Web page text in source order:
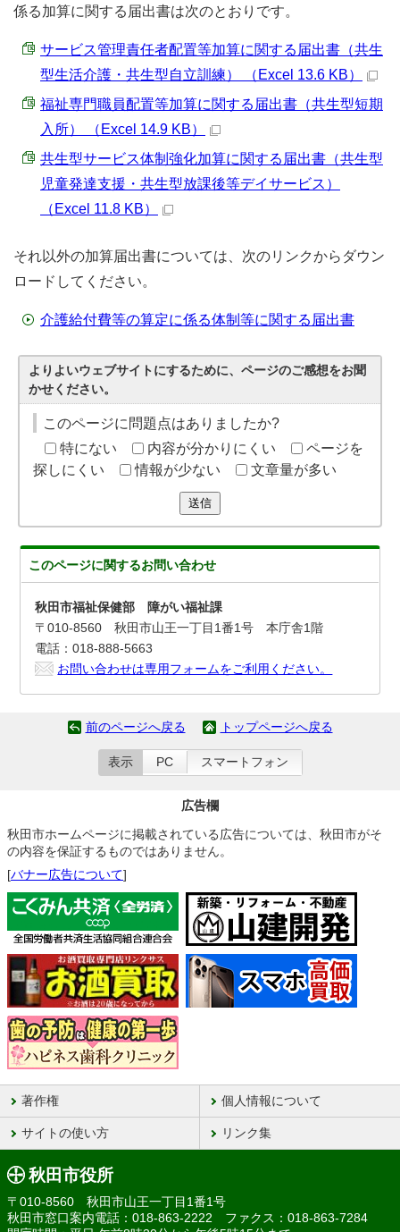
係る加算に関する届出書は次のとおりです。
サービス管理責任者配置等加算に関する届出書（共生
型生活介護・共生型自立訓練） （Excel 13.6 KB）
福祉専門職員配置等加算に関する届出書（共生型短期
入所） （Excel 14.9 KB）
共生型サービス体制強化加算に関する届出書（共生型
児童発達支援・共生型放課後等デイサービス）
（Excel 11.8 KB）
それ以外の加算届出書については、次のリンクからダウン
ロードしてください。
介護給付費等の算定に係る体制等に関する届出書
よりよいウェブサイトにするために、ページのご感想をお聞
かせください。
このページに問題点はありましたか?
特にない
内容が分かりにくい
ページを
探しにくい
情報が少ない 文章量が多い
送信
このページに関するお問い合わせ
秋田市福祉保健部 障がい福祉課
〒010-8560 秋田市山王一丁目1番1号 本庁舎1階
電話：018-888-5663
お問い合わせは専用フォームをご利用ください。
前のページへ戻る トップページへ戻る
表示 PC スマートフォン
広告欄
秋田市ホームページに掲載されている広告については、秋田市がそ
の内容を保証するものではありません。
[バナー広告について]
著作権 個人情報について
サイトの使い方 リンク集
秋田市役所
〒010-8560 秋田市山王一丁目1番1号
秋田市窓口案内電話：018-863-2222 ファクス：018-863-7284